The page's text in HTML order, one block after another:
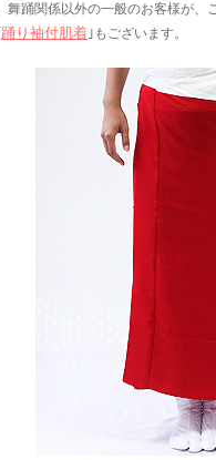
舞踊関係以外の一般のお客様が、
踊り袖付肌着 ｣もございます。